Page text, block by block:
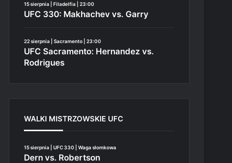
15 sierpnia | Filadelfia | 23:00
UFC 330: Makhachev vs. Garry
22 sierpnia | Sacramento | 23:00
UFC Sacramento: Hernandez vs.
Rodrigues
WALKI MISTRZOWSKIE UFC
15 sierpnia | UFC 330 | Waga słomkowa
Dern vs. Robertson